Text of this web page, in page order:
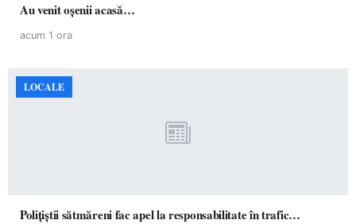
Au venit oșenii acasă…
acum 1 ora
LOCALE
Polițiștii sătmăreni fac apel la responsabilitate în trafic…